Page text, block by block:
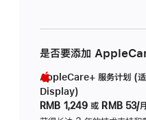
是否要添加
AppleCare+ 服务计划 (
Display)
RMB 1,249 或 RMB 53/